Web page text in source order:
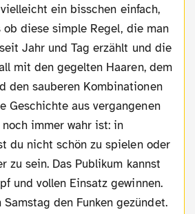
ein bisschen einfach,
diese simple Regel, die man
Jahr und Tag erzählt und die
mit den gegelten Haaren, dem
den sauberen Kombinationen
Geschichte aus vergangenen
immer wahr ist: in
du nicht schön zu spielen oder
zu sein. Das Publikum kannst
und vollen Einsatz gewinnen.
den Funken gezündet.